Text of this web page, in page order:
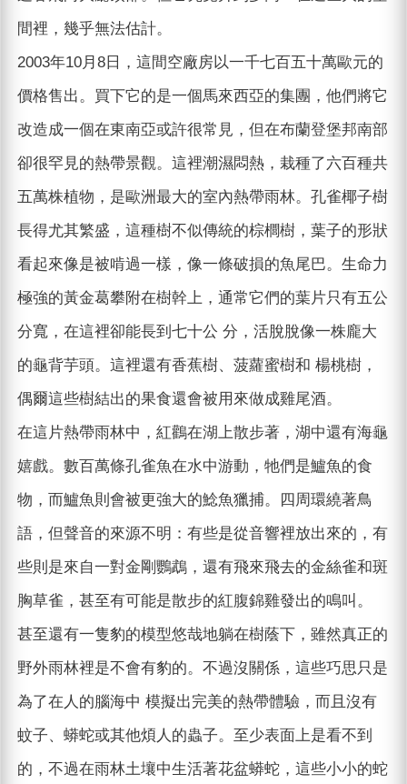
間裡，幾乎無法估計。
2003年10月8日，這間空廠房以一千七百五十萬歐元的
價格售出。買下它的是一個馬來西亞的集團，他們將它
改造成一個在東南亞或許很常見，但在布蘭登堡邦南部
卻很罕見的熱帶景觀。這裡潮濕悶熱，栽種了六百種共
五萬株植物，是歐洲最大的室內熱帶雨林。孔雀椰子樹
長得尤其繁盛，這種樹不似傳統的棕櫚樹，葉子的形狀
看起來像是被啃過一樣，像一條破損的魚尾巴。生命力
極強的黃金葛攀附在樹幹上，通常它們的葉片只有五公
分寬，在這裡卻能長到七十公 分，活脫脫像一株龐大
的龜背芋頭。這裡還有香蕉樹、菠蘿蜜樹和 楊桃樹，
偶爾這些樹結出的果食還會被用來做成雞尾酒。
在這片熱帶雨林中，紅鸛在湖上散步著，湖中還有海龜
嬉戲。數百萬條孔雀魚在水中游動，牠們是鱸魚的食
物，而鱸魚則會被更強大的鯰魚獵捕。四周環繞著鳥
語，但聲音的來源不明：有些是從音響裡放出來的，有
些則是來自一對金剛鸚鵡，還有飛來飛去的金絲雀和斑
胸草雀，甚至有可能是散步的紅腹錦雞發出的鳴叫。
甚至還有一隻豹的模型悠哉地躺在樹蔭下，雖然真正的
野外雨林裡是不會有豹的。不過沒關係，這些巧思只是
為了在人的腦海中 模擬出完美的熱帶體驗，而且沒有
蚊子、蟒蛇或其他煩人的蟲子。至少表面上是看不到
的，不過在雨林土壤中生活著花盆蟒蛇，這些小小的蛇